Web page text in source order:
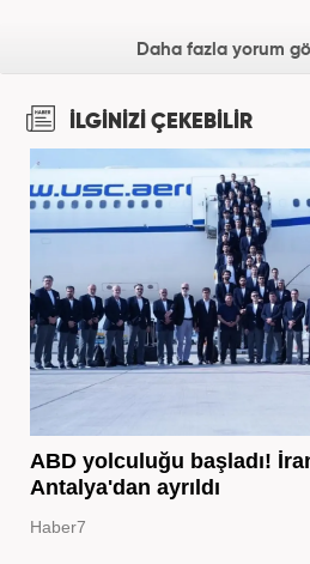
Daha fazla yorum
İLGİNİZİ ÇEKEBİLİR
ABD yolculuğu başladı!
Antalya'dan ayrıldı
Haber7